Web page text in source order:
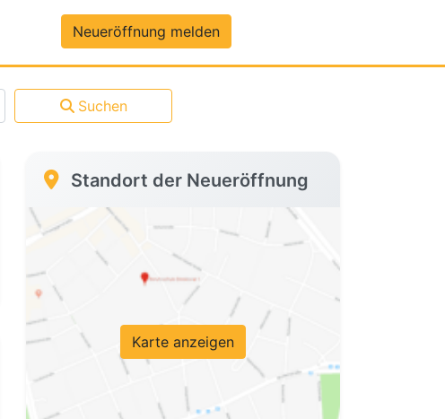
Premium-DatenNeueröffnung melden
Suchen
Standort der Neueröffnung
Karte anzeigen